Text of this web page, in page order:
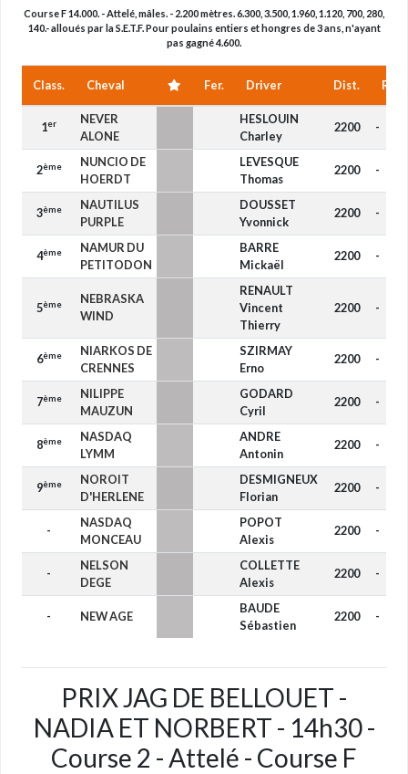
Course F 14.000. - Attelé, mâles. - 2.200 mètres. 6.300, 3.500, 1.960, 1.120, 700, 280,
140.- alloués par la S.E.T.F. Pour poulains entiers et hongres de 3 ans, n'ayant
pas gagné 4.600.
Class. Cheval Fer. Driver Dist.
1er
NEVER
ALONE
HESLOUIN
Charley
2200 -
2ème
NUNCIO DE
HOERDT
LEVESQUE
Thomas
2200 -
3ème
NAUTILUS
PURPLE
DOUSSET
Yvonnick
2200 -
4ème
NAMUR DU
PETITODON
BARRE
Mickaël
2200 -
5ème
NEBRASKA
WIND
RENAULT
Vincent
Thierry
2200 -
6ème
NIARKOS DE
CRENNES
SZIRMAY
Erno
2200 -
7ème
NILIPPE
MAUZUN
GODARD
Cyril
2200 -
8ème
NASDAQ
LYMM
ANDRE
Antonin
2200 -
9ème
NOROIT
D'HERLENE
DESMIGNEUX
Florian
2200 -
-
NASDAQ
MONCEAU
POPOT
Alexis
2200 -
-
NELSON
DEGE
COLLETTE
Alexis
2200 -
- NEW AGE
BAUDE
Sébastien
2200 -
PRIX JAG DE BELLOUET -
NADIA ET NORBERT - 14h30 -
Course 2 - Attelé - Course F